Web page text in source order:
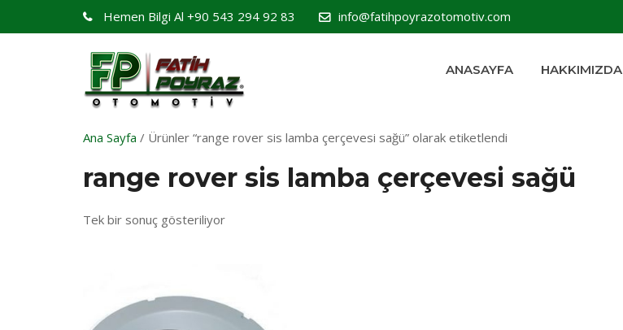
Hemen Bilgi Al +90 543 294 92 83 info@fatihpoyrazotomotiv.com
ANASAYFA HAKKIMIZDA
Ana Sayfa / Ürünler “range rover sis lamba çerçevesi sağü” olarak etiketlendi
range rover sis lamba çerçevesi sağü
Tek bir sonuç gösteriliyor